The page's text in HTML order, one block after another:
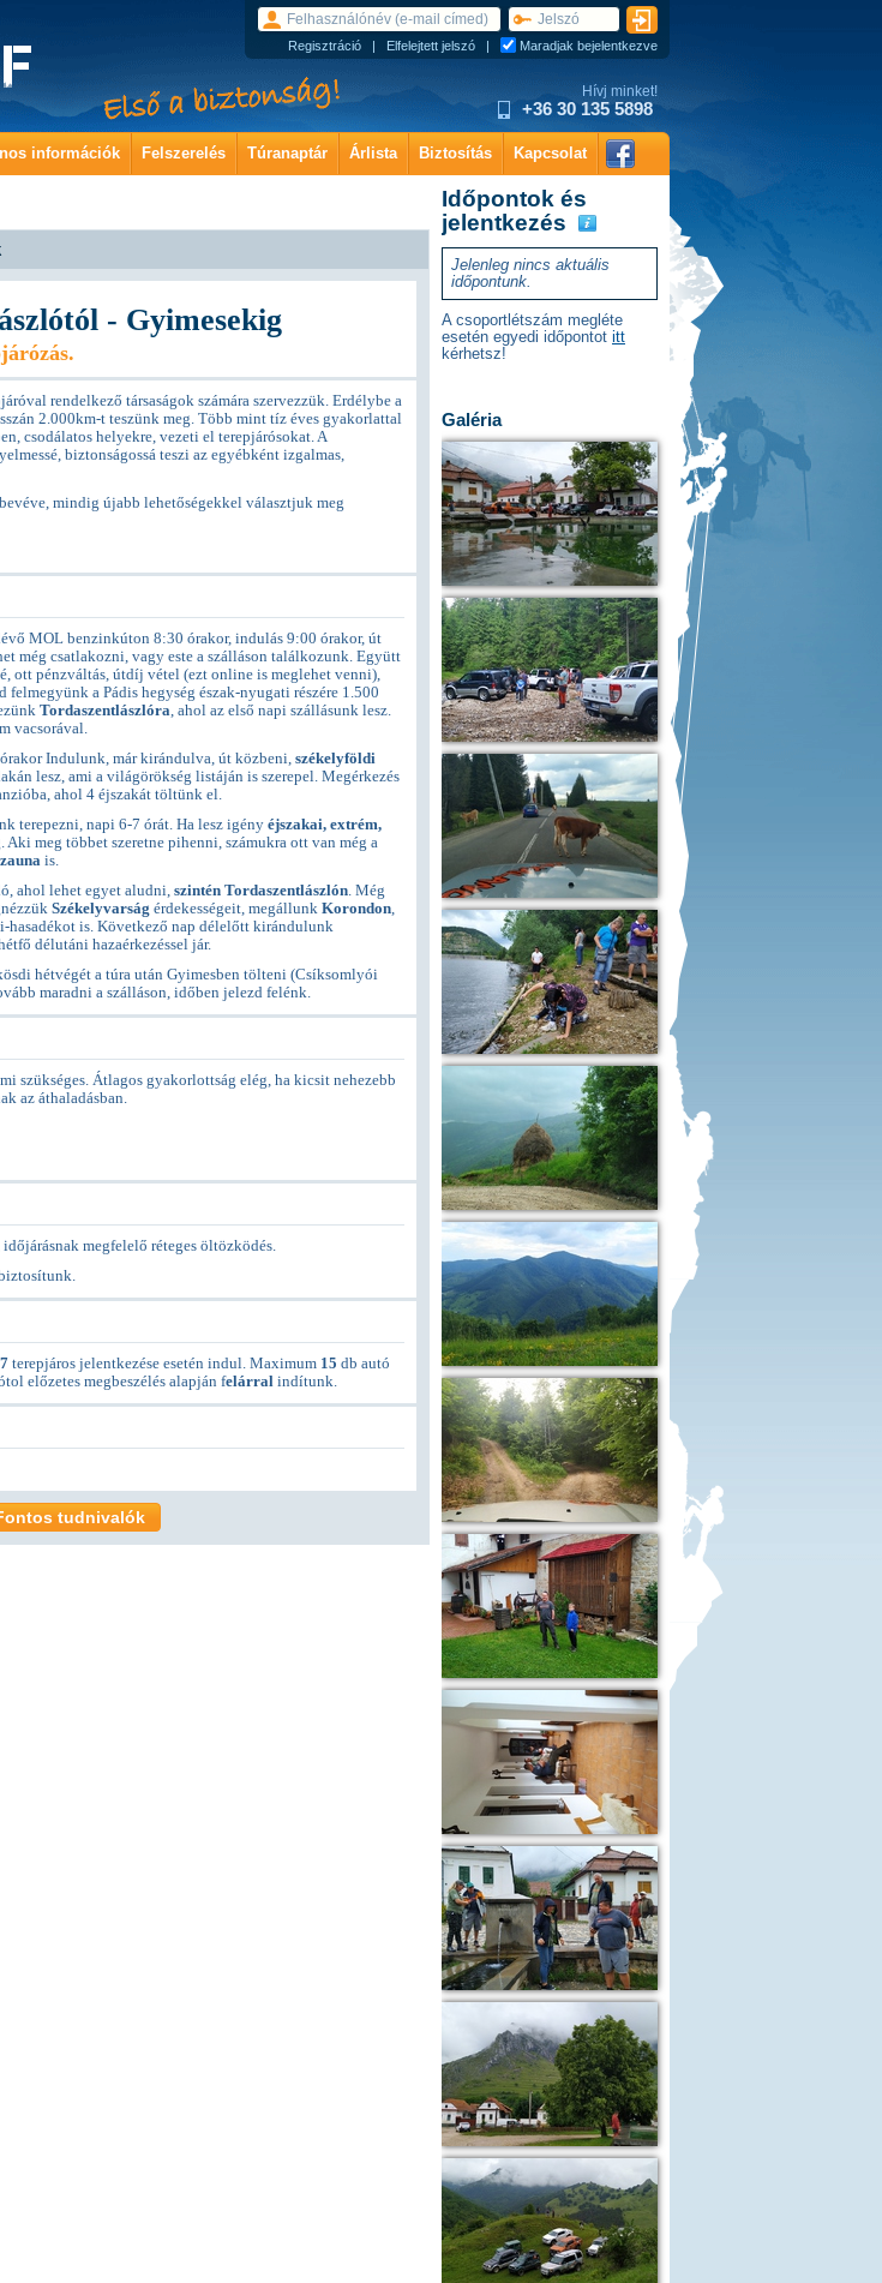
Hívj minket!
+36 30 135 5898
Regisztráció | Elfelejtett jelszó | Maradjak bejelentkezve
információk Felszerelés Túranaptár Árlista Biztosítás Kapcsolat
- Gyimesekig
rendelkező társaságok számára szervezzük. Erdélybe a
2.000km-t teszünk meg. Több mint tíz éves gyakorlattal
csodálatos helyekre, vezeti el terepjárósokat. A
biztonságossá teszi az egyébként izgalmas,
mindig újabb lehetőségekkel választjuk meg
MOL benzinkúton 8:30 órakor, indulás 9:00 órakor, út
még csatlakozni, vagy este a szálláson találkozunk. Együtt
ott pénzváltás, útdíj vétel (ezt online is meglehet venni),
felmegyünk a Pádis hegység észak-nyugati részére 1.500
Tordaszentlászlóra, ahol az első napi szállásunk lesz.
vacsorával.
Indulunk, már kirándulva, út közbeni, székelyföldi
lesz, ami a világörökség listáján is szerepel. Megérkezés
ahol 4 éjszakát töltünk el.
terepezni, napi 6-7 órát. Ha lesz igény éjszakai, extrém,
Aki meg többet szeretne pihenni, számukra ott van még a
is.
ahol lehet egyet aludni, szintén Tordaszentlászlón. Még
Székelyvarság érdekességeit, megállunk Korondon,
hasadékot is. Következő nap délelőtt kirándulunk
délutáni hazaérkezéssel jár.
hétvégét a túra után Gyimesben tölteni (Csíksomlyói
maradni a szálláson, időben jelezd felénk.
szükséges. Átlagos gyakorlottság elég, ha kicsit nehezebb
az áthaladásban.
megfelelő réteges öltözködés.
7 terepjáros jelentkezése esetén indul. Maximum 15 db autó
előzetes megbeszélés alapján felárral indítunk.
tudnivalók
Időpontok és
jelentkezés
Jelenleg nincs aktuális
időpontunk.
A csoportlétszám megléte
esetén egyedi időpontot itt
kérhetsz!
Galéria